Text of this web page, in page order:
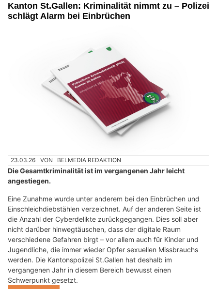
Kanton St.Gallen: Kriminalität nimmt zu – Polizei
schlägt Alarm bei Einbrüchen
23.03.26 VON BELMEDIA REDAKTION
Die Gesamtkriminalität ist im vergangenen Jahr leicht
angestiegen.
Eine Zunahme wurde unter anderem bei den Einbrüchen und
Einschleichdiebstählen verzeichnet. Auf der anderen Seite ist
die Anzahl der Cyberdelikte zurückgegangen. Dies soll aber
nicht darüber hinwegtäuschen, dass der digitale Raum
verschiedene Gefahren birgt – vor allem auch für Kinder und
Jugendliche, die immer wieder Opfer sexuellen Missbrauchs
werden. Die Kantonspolizei St.Gallen hat deshalb im
vergangenen Jahr in diesem Bereich bewusst einen
Schwerpunkt gesetzt.